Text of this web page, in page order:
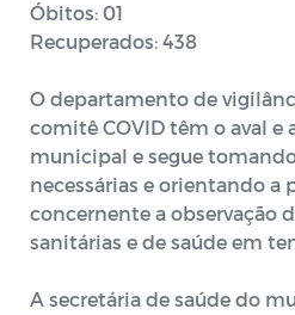
Óbitos: 01
Recuperados: 438
O departamento de
comitê COVID têm o aval e
municipal e segue
necessárias e orientando a
concernente a observação
sanitárias e de saúde em
A secretária de saúde do